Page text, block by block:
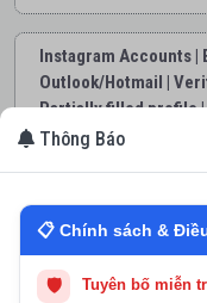
Instagram Accounts |
Outlook/Hotmail |
Partially filled profile
Kho hàng:305
IG Accounts | Email
included
Verified by SMS | 2FA
Partially Filled profiles
Thông Báo
📋 Chính sách &
🛡 Tuyên bố miễn